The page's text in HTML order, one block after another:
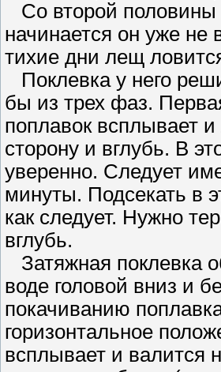
Со второй половины
начинается он уже
тихие дни лещ
Поклевка у него
бы из трех фаз.
поплавок всплывает
сторону и вглубь. В
уверенно. Следует
минуты. Подсекать в
как следует. Нужно
вглубь.
Затяжная поклевка
воде головой вниз и
покачиванию
горизонтальное
всплывает и валится